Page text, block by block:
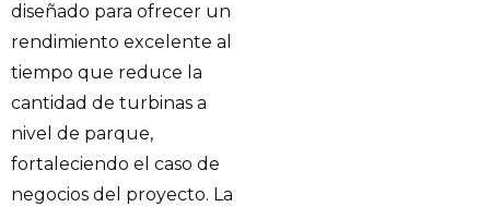
diseñado para ofrecer un
rendimiento excelente al
tiempo que reduce la
cantidad de turbinas a
nivel de parque,
fortaleciendo el caso de
negocios del proyecto. La